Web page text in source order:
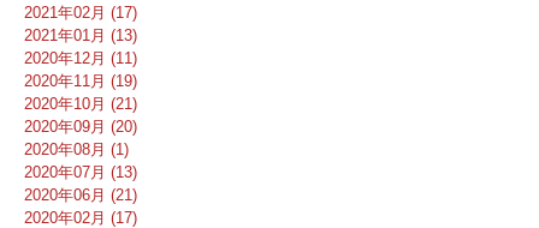
2021年02月 (17)
2021年01月 (13)
2020年12月 (11)
2020年11月 (19)
2020年10月 (21)
2020年09月 (20)
2020年08月 (1)
2020年07月 (13)
2020年06月 (21)
2020年02月 (17)